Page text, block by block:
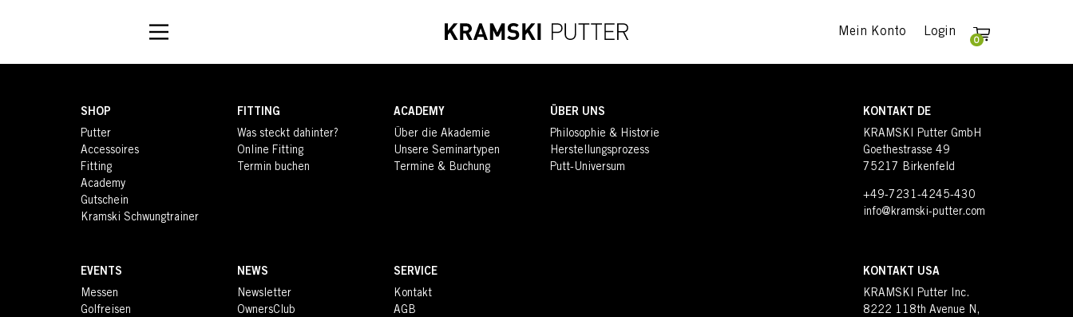
Mein Konto Login
0
SHOP
Putter
Accessoires
Fitting
Academy
Gutschein
Kramski Schwungtrainer
FITTING
Was steckt dahinter?
Online Fitting
Termin buchen
ACADEMY
Über die Akademie
Unsere Seminartypen
Termine & Buchung
ÜBER UNS
Philosophie & Historie
Herstellungsprozess
Putt-Universum
KONTAKT DE
KRAMSKI Putter GmbH
Goethestrasse 49
75217 Birkenfeld
+49-7231-4245-430
info@kramski-putter.com
EVENTS
Messen
Golfreisen
NEWS
Newsletter
OwnersClub
SERVICE
Kontakt
AGB
KONTAKT USA
KRAMSKI Putter Inc.
8222 118th Avenue N,